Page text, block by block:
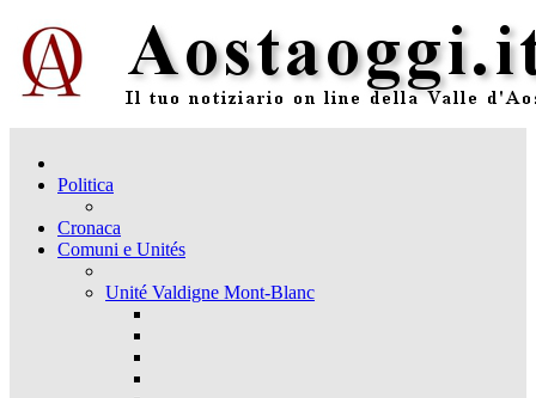
Politica
Cronaca
Comuni e Unités
Unité Valdigne Mont-Blanc